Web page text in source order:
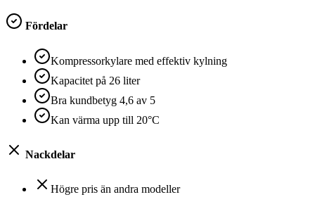
Fördelar
Kompressorkylare med effektiv kylning
Kapacitet på 26 liter
Bra kundbetyg 4,6 av 5
Kan värma upp till 20°C
Nackdelar
Högre pris än andra modeller